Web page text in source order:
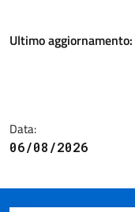
Ultimo aggiornamento:
Data:
06/08/2026